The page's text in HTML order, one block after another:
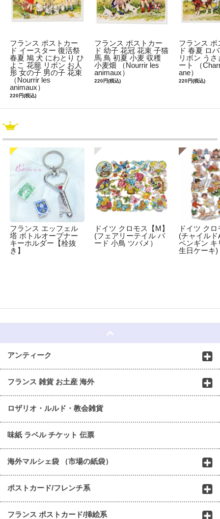
フランス ポストカー
ド イースター 復活祭
春夏 鳩 犬 にわとり ひ
よこ 花籠 リボン お人
形 女の子 男の子 花束
（Nourrir les
animaux）
220円(税込)
フランス ポストカー
ド 幼子 花冠 花束 子猫
馬 鳥 初夏 小麦 収穫
小麦畑 （Nourrir les
animaux）
220円(税込)
フランス ポ
ド 春夏 ロ
リボン う
ート （
ane）
220円(税込)
フランス エッフェル
塔 ボトルオープナー
キーホルダー【栓抜
き】
ドイツ クロモス【M】
(フェアリーテイル バ
ード 小鳥 ツバメ）
ドイツ ク
(チャイルド
ペンギン キ
生日ケーキ)
アンティーク
フランス 雑貨 お土産 海外
ロザリオ・ルルド・教会雑貨
味紙 ラベル チケット 伝票
海外マルシェ袋 （市場の紙袋）
ポストカード/フレンチ系
フランス ポストカード/挿絵系